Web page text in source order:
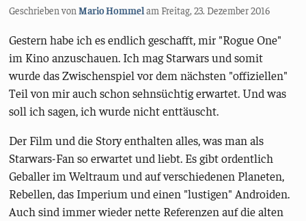
Geschrieben vonMario HommelamFreitag, 23. Dezember 2016
Gestern habe ich es endlich geschafft, mir "Rogue One"
im Kino anzuschauen. Ich mag Starwars und somit
wurde das Zwischenspiel vor dem nächsten "offiziellen"
Teil von mir auch schon sehnsüchtig erwartet. Und was
soll ich sagen, ich wurde nicht enttäuscht.
Der Film und die Story enthalten alles, was man als
Starwars-Fan so erwartet und liebt. Es gibt ordentlich
Geballer im Weltraum und auf verschiedenen Planeten,
Rebellen, das Imperium und einen "lustigen" Androiden.
Auch sind immer wieder nette Referenzen auf die alten